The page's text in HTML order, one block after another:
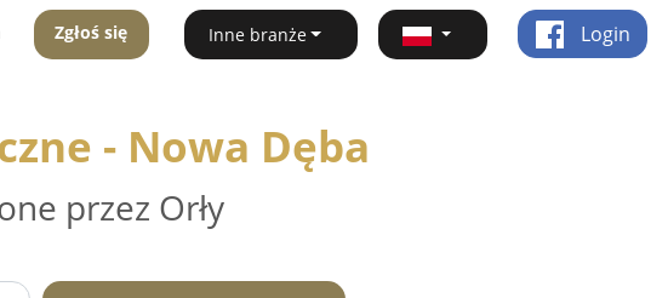
Zgłoś się Inne branże Login
- Nowa Dęba
przez Orły